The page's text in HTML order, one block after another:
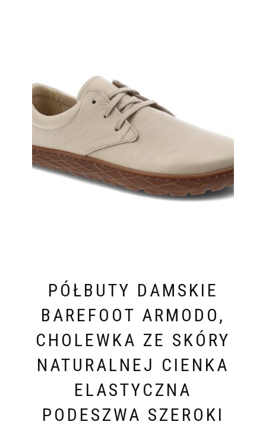
PÓŁBUTY DAMSKIE
BAREFOOT ARMODO,
CHOLEWKA ZE SKÓRY
NATURALNEJ CIENKA
ELASTYCZNA
PODESZWA SZEROKI